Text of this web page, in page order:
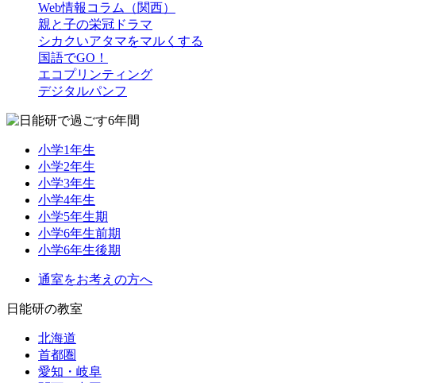
Web情報コラム（関西）
親と子の栄冠ドラマ
シカクいアタマをマルくする
国語でGO！
エコプリンティング
デジタルパンフ
小学1年生
小学2年生
小学3年生
小学4年生
小学5年生期
小学6年生前期
小学6年生後期
通室をお考えの方へ
日能研の教室
北海道
首都圏
愛知・岐阜